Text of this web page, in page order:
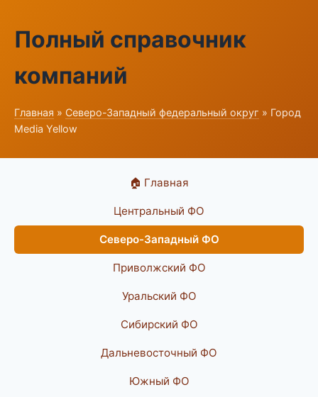
Полный справочник
компаний
Главная » Северо-Западный федеральный округ » Город
Media Yellow
🏠 Главная
Центральный ФО
Северо-Западный ФО
Приволжский ФО
Уральский ФО
Сибирский ФО
Дальневосточный ФО
Южный ФО